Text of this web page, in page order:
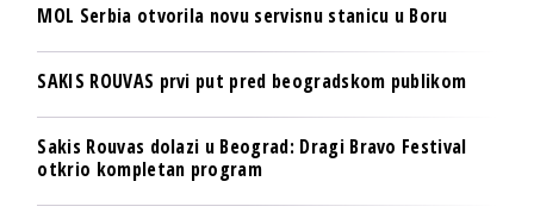
MOL Serbia otvorila novu servisnu stanicu u Boru
SAKIS ROUVAS prvi put pred beogradskom publikom
Sakis Rouvas dolazi u Beograd: Dragi Bravo Festival
otkrio kompletan program